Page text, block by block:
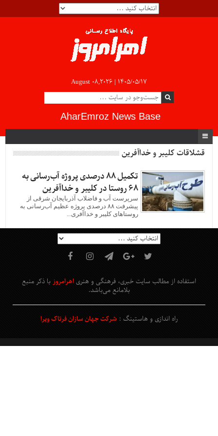
August 08,2026 | ۱۴۰۵/۰۵/۱۷
AharEmroz News Base
قشلاقات کلیبر و خداآفرین
تکمیل ۸۸ درصدی پروژه آب‌رسانی به
۶۸ روستا در کلیبر و خداآفرین
سرپرست آب و فاضلاب آذربایجان شرقی از
پیشرفت ۸۸ درصدی پروژه عظیم آب‌رسانی به
روستاهای کلیبر و خداآفری...
استفاده از مطالب سایت خبری، فرهنگی و هنری اهرامروز با ذکر منبع
بلامانع می‌باشد.
راه اندازی و هاستینگ :شرکت جهان سازان فرتاک ویرا